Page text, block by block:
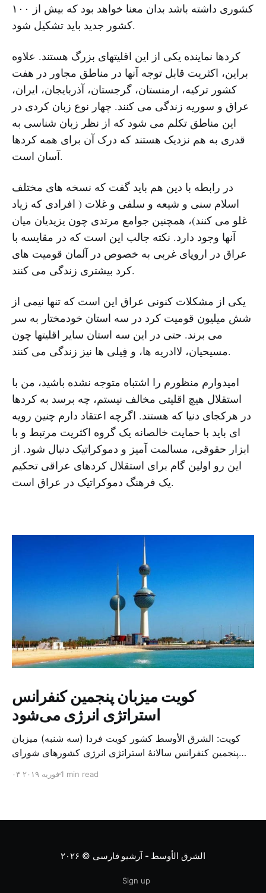
کشوری داشته باشد بدان معنا خواهد بود که بیش از ۱۰۰
کشور جدید باید تشکیل شود.
کردها نماینده یکی از این اقلیتهای بزرگ هستند. علاوه
براین، اکثریت قابل توجه آنها در مناطق مجاور در هفت
کشور ترکیه، ارمنستان، گرجستان، آذربایجان، ایران،
عراق و سوریه زندگی می کنند. چهار نوع زبان کردی در
این مناطق تکلم می شود که از نظر زبان شناسی به
قدری به هم نزدیک هستند که درک آن برای همه کردها
آسان است.
در رابطه با دین هم باید گفت که نسخه های مختلف
اسلام سنی و شیعه و سلفی و غلات ( افرادی که زیاد
غلو می کنند)، همچنین جوامع مرتدی چون یزیدیان میان
آنها وجود دارد. نکته جالب این است که در مقایسه با
عراق در اروپای غربی به خصوص در آلمان قومیت های
کرد بیشتری زندگی می کنند.
یکی از مشکلات کنونی عراق این است که تنها نیمی از
شش میلیون قومیت کرد در سه استان خودمختار به سر
می برند. حتی در این سه استان سایر اقلیتها چون
مسیحیان، لاادریه ها، و فِیلی ها نیز زندگی می کنند.
امیدوارم منظورم را اشتباه متوجه نشده باشید، من با
استقلال هیچ اقلیتی مخالف نیستم، چه برسد به کردها
در هرکجای دنیا که هستند. اگرچه اعتقاد دارم چنین رویه
ای باید با حمایت خالصانه یک گروه اکثریت مرتبط و با
ابزار حقوقی، مسالمت آمیز و دموکراتیک دنبال شود. از
این رو اولین گام برای استقلال کردهای عراقی تحکیم
یک فرهنگ دموکراتیک در عراق است.
کویت میزبان پنجمین کنفرانس
استراتژی انرژی می‌شود
کویت: الشرق الأوسط کشور کویت فردا (سه شنبه) میزبان
پنجمین کنفرانس سالانهٔ استراتژی انرژی کشورهای شورای
متخصص از شرکت‌های جهانی نفت و گاز در این کنفرانس
۰۴ فوریه ۲۰۱۹1 min read
الشرق الأوسط - آرشیو فارسی © ۲۰۲۶
Sign up